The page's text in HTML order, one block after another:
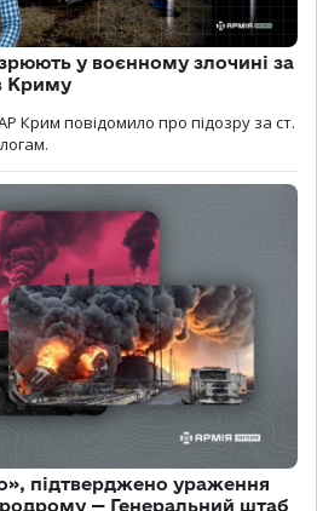
у воєнному злочині за
Криму
Крим повідомило про підозру за ст.
підтверджено ураження
— Генеральний штаб